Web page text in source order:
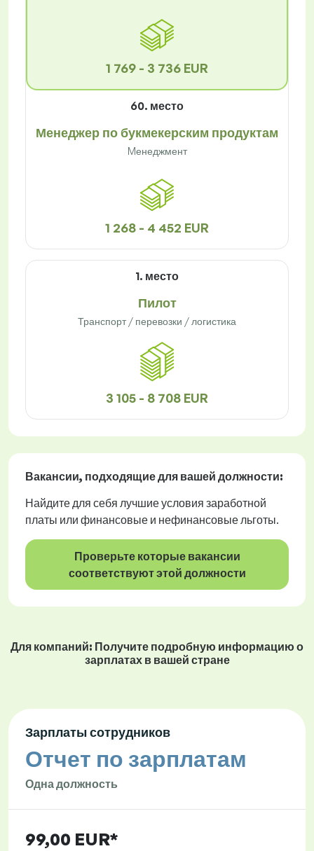
1 769 - 3 736 EUR
60. место
Менеджер по букмекерским продуктам
Mенеджмент
1 268 - 4 452 EUR
1. место
Пилот
Транспорт / перевозки / логистика
3 105 - 8 708 EUR
Вакансии, подходящие для вашей должности:
Найдите для себя лучшие условия заработной
платы или финансовые и нефинансовые льготы.
Проверьте которые вакансии
соответствуют этой должности
Для компаний: Получите подробную информацию о
зарплатах в вашей стране
Зарплаты сотрудников
Отчет по зарплатам
Одна должность
99,00 EUR*